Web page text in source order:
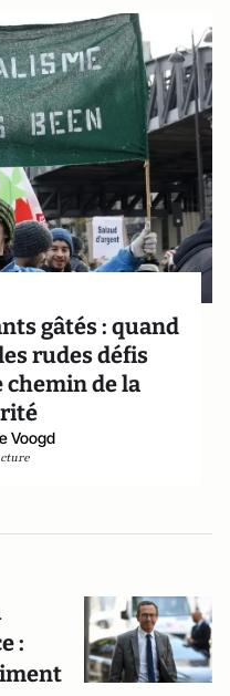
gâtés : quand
rudes défis
de la
Voogd
: